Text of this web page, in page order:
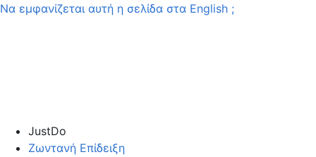
Να εμφανίζεται αυτή η σελίδα στα English ;
JustDo
Ζωντανή Επίδειξη